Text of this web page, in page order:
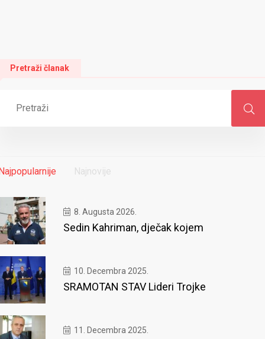
Pretraži članak
Najnovije
8. Augusta 2026.
Sedin Kahriman, dječak kojem
10. Decembra 2025.
SRAMOTAN STAV Lideri Trojke
11. Decembra 2025.